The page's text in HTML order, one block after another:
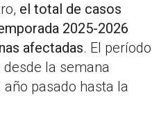
el total de casos
2025-2026
afectadas. El período
la semana
pasado hasta la